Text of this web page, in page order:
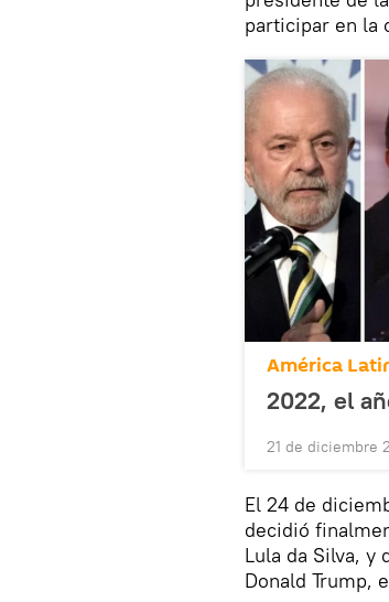
participar en la
América
2022, el
21 de diciembre
El 24 de
decidió
Lula da Silva, y
Donald Trump,